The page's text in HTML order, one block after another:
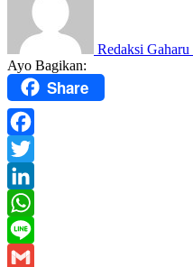
Redaksi Gaharu
Ayo Bagikan:
Share
Facebook
Twitter
LinkedIn
WhatsApp
Line